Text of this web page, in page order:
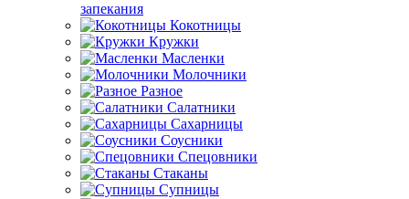
запекания
Кокотницы
Кружки
Масленки
Молочники
Разное
Салатники
Сахарницы
Соусники
Спецовники
Стаканы
Супницы